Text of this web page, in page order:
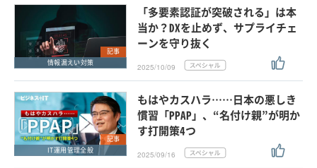
記事
情報漏えい対策
「多要素認証が突破される」は本
当か？DXを止めず、サプライチェ
ーンを守り抜く
2025/10/09
記事
IT運用管理全般
もはやカスハラ……日本の悪しき
慣習「PPAP」、“名付け親”が明か
す打開策4つ
2025/09/16